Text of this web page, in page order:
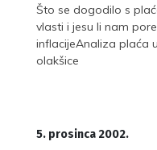
Što se dogodilo s
vlasti i jesu li nam
inflacijeAnaliza plaća
olakšice
5. prosinca 2002.